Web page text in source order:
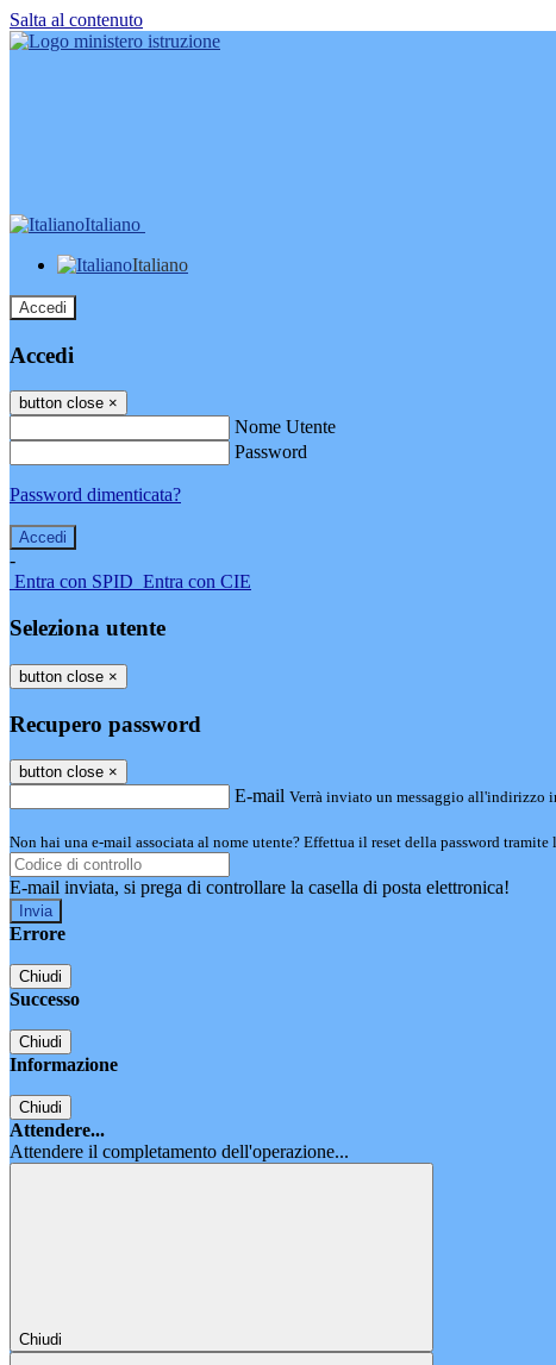
Salta al contenuto
Italiano
Italiano
Accedi
Accedi
button close ×
Nome Utente
Password
Password dimenticata?
-
Entra con SPID Entra con CIE
Seleziona utente
button close ×
Recupero password
button close ×
E-mail Verrà inviato un messaggio all'indirizzo
Non hai una e-mail associata al nome utente? Effettua il reset della password tramite
E-mail inviata, si prega di controllare la casella di posta elettronica!
Errore
Chiudi
Successo
Chiudi
Informazione
Chiudi
Attendere...
Attendere il completamento dell'operazione...
Chiudi